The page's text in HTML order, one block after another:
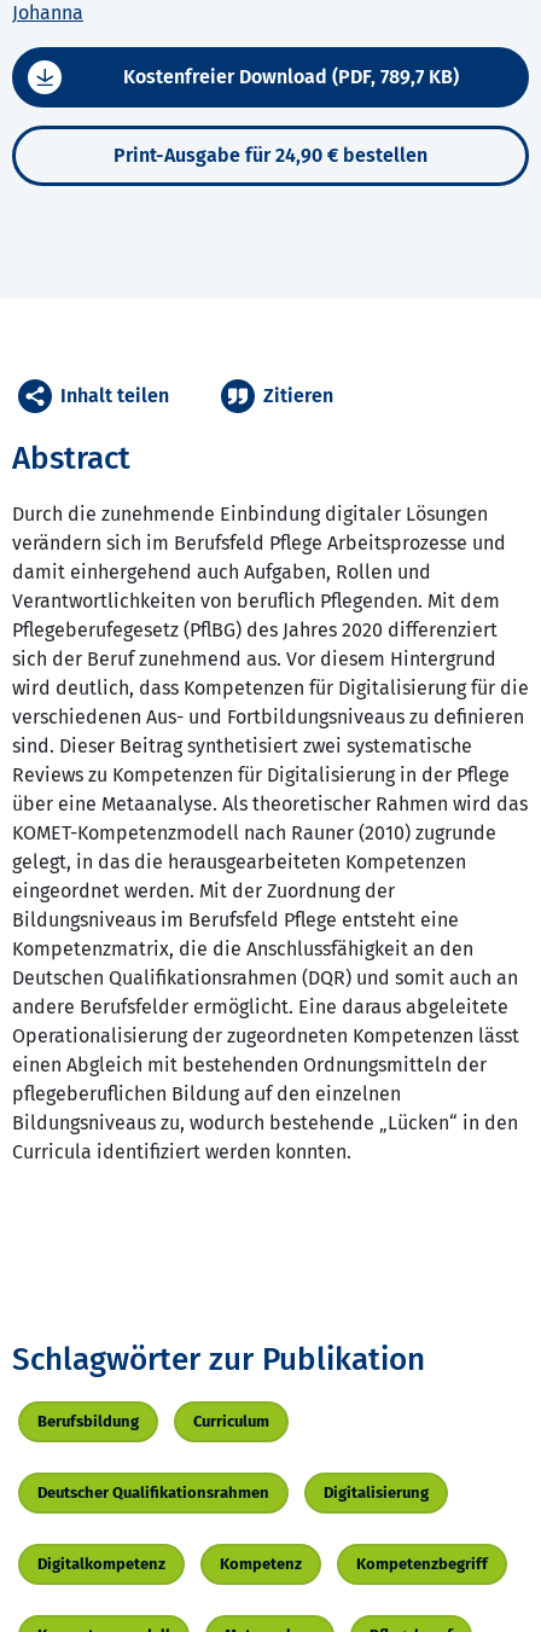
Johanna
Kostenfreier Download (PDF, 789,7 KB)
Print-Ausgabe für 24,90 € bestellen
Abstract
Durch die zunehmende Einbindung digitaler Lösungen
verändern sich im Berufsfeld Pflege Arbeitsprozesse und
damit einhergehend auch Aufgaben, Rollen und
Verantwortlichkeiten von beruflich Pflegenden. Mit dem
Pflegeberufegesetz (PflBG) des Jahres 2020 differenziert
sich der Beruf zunehmend aus. Vor diesem Hintergrund
wird deutlich, dass Kompetenzen für Digitalisierung für die
verschiedenen Aus- und Fortbildungsniveaus zu definieren
sind. Dieser Beitrag synthetisiert zwei systematische
Reviews zu Kompetenzen für Digitalisierung in der Pflege
über eine Metaanalyse. Als theoretischer Rahmen wird das
KOMET-Kompetenzmodell nach Rauner (2010) zugrunde
gelegt, in das die herausgearbeiteten Kompetenzen
eingeordnet werden. Mit der Zuordnung der
Bildungsniveaus im Berufsfeld Pflege entsteht eine
Kompetenzmatrix, die die Anschlussfähigkeit an den
Deutschen Qualifikationsrahmen (DQR) und somit auch an
andere Berufsfelder ermöglicht. Eine daraus abgeleitete
Operationalisierung der zugeordneten Kompetenzen lässt
einen Abgleich mit bestehenden Ordnungsmitteln der
pflegeberuflichen Bildung auf den einzelnen
Bildungsniveaus zu, wodurch bestehende „Lücken“ in den
Curricula identifiziert werden konnten.
Inhalt teilen Zitieren
Schlagwörter zur Publikation
Berufsbildung Curriculum
Deutscher Qualifikationsrahmen Digitalisierung
Digitalkompetenz Kompetenz Kompetenzbegriff